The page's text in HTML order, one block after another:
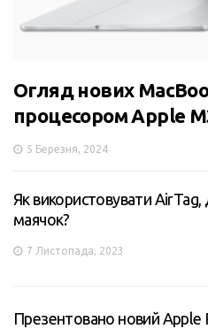
Огляд нових
процесором Apple
5 Березня, 2024
Як використовувати AirTag,
маячок?
7 Листопада, 2023
Презентовано новий Apple